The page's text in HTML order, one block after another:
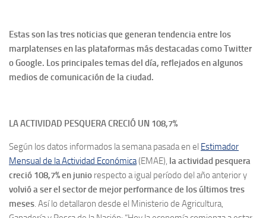
Estas son las tres noticias que generan tendencia entre los
marplatenses en las plataformas más destacadas como Twitter
o Google. Los principales temas del día, reflejados en algunos
medios de comunicación de la ciudad.
LA ACTIVIDAD PESQUERA CRECIÓ UN 108,7%
Según los datos informados la semana pasada en el Estimador
Mensual de la Actividad Económica(EMAE), la actividad pesquera
creció 108,7% en junio respecto a igual período del año anterior y
volvió a ser el sector de mejor performance de los últimos tres
meses. Así lo detallaron desde el Ministerio de Agricultura,